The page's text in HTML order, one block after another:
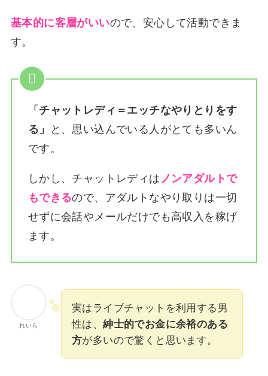
基本的に客層がいいので、安心して活動できま
す。
「チャットレディ＝エッチなやりとりをす
る」
と、思い込んでいる人がとても多いん
です。
しかし、チャットレディは ノンアダルトで
もできるので、アダルトなやり取りは一切
せずに会話やメールだけでも高収入を稼げ
ます。
れいら
実はライブチャットを利用する男
性は、紳士的でお金に余裕のある
方が多いので驚くと思います。